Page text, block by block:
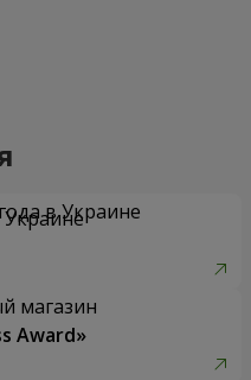
в Украине
магазин
Award»